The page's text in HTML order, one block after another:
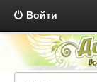
Войти